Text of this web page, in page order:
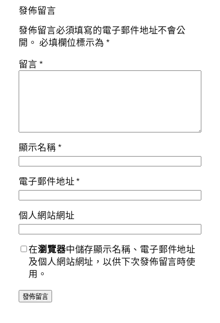
發佈留言
發佈留言必須填寫的電子郵件地址不會公
開。 必填欄位標示為*
留言*
顯示名稱*
電子郵件地址*
個人網站網址
在瀏覽器中儲存顯示名稱、電子郵件地址
及個人網站網址，以供下次發佈留言時使
用。